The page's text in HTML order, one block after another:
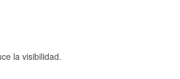
la visibilidad.